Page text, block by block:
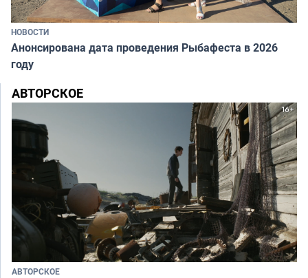
НОВОСТИ
Анонсирована дата проведения Рыбафеста в 2026
году
АВТОРСКОЕ
АВТОРСКОЕ